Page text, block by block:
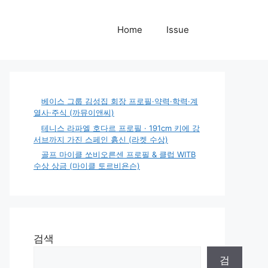
Home Issue
베이스 그룹 김성집 회장 프로필·약력·학력·계
열사·주식 (까뮤이앤씨)
테니스 라파엘 호다르 프로필 · 191cm 키에 강
서브까지 가진 스페인 흙신 (라켓 수상)
골프 마이클 쏘비오른센 프로필 & 클럽 WITB
수상 상금 (마이클 토르비욘슨)
검색
검